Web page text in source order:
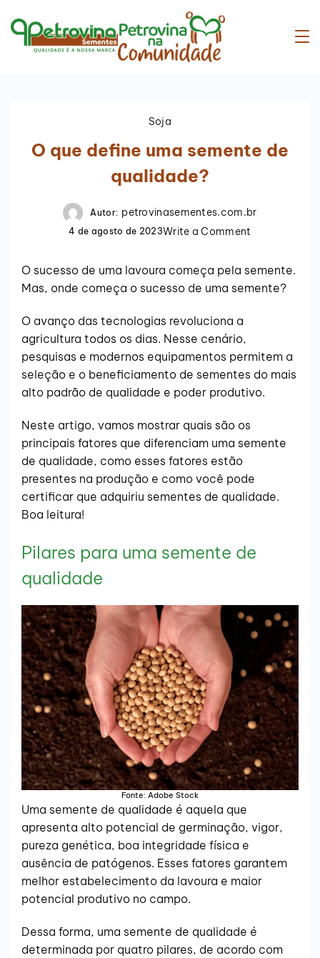
Soja
O que define uma semente de
qualidade?
Autor: petrovinasementes.com.br
4 de agosto de 2023Write a Comment
O sucesso de uma lavoura começa pela semente.
Mas, onde começa o sucesso de uma semente?
O avanço das tecnologias revoluciona a
agricultura todos os dias. Nesse cenário,
pesquisas e modernos equipamentos permitem a
seleção e o beneficiamento de sementes do mais
alto padrão de qualidade e poder produtivo.
Neste artigo, vamos mostrar quais são os
principais fatores que diferenciam uma semente
de qualidade, como esses fatores estão
presentes na produção e como você pode
certificar que adquiriu sementes de qualidade.
Boa leitura!
Pilares para uma semente de
qualidade
Fonte: Adobe Stock
Uma semente de qualidade é aquela que
apresenta alto potencial de germinação, vigor,
pureza genética, boa integridade física e
ausência de patógenos. Esses fatores garantem
melhor estabelecimento da lavoura e maior
potencial produtivo no campo.
Dessa forma, uma semente de qualidade é
determinada por quatro pilares, de acordo com